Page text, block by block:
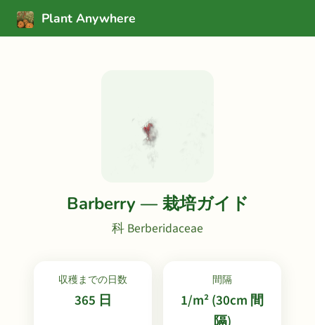
Plant Anywhere
Barberry — 栽培ガイド
科 Berberidaceae
収穫までの日数
365 日
間隔
1/m² (30cm 間